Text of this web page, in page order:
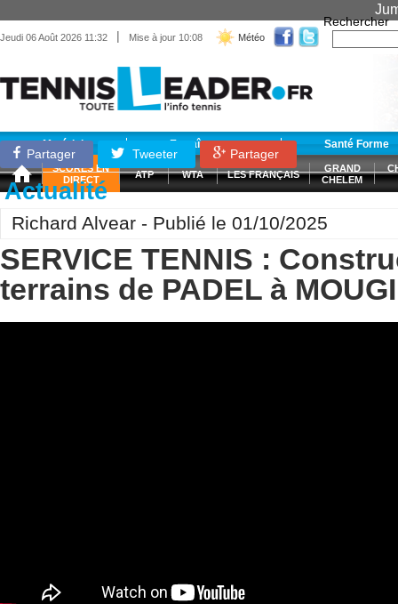
Jeudi 06 Août 2026 11:32 | Mise à jour 10:08 Météo
Rechercher
Matériel Entraînement Santé Forme
SCORES EN
DIRECT
ATP WTA LES FRANÇAIS
GRAND
CHELEM
Partager Tweeter Partager
Actualité
Richard Alvear - Publié le 01/10/2025
SERVICE TENNIS :
terrains de PADEL à